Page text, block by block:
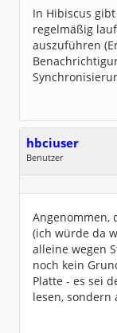
Dabei seit:
03 /
In Hibiscus
regelmäßig
auszuführen
hbciuser
Benutzer
Geschlecht:
keine
Dabei seit:
10 /
Angenommen,
(ich würde da
alleine wegen
noch kein
Platte - es sei
lesen, sondern